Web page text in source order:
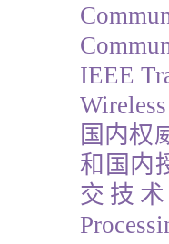
IEEE
国内权
和国内
交技